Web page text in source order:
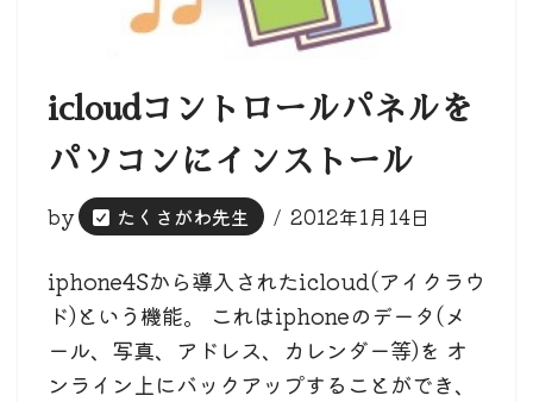
icloudコントロールパネルを
パソコンにインストール
by たくさがわ先生 2012年1月14日
iphone4Sから導入されたicloud(アイクラウ
ド)という機能。 これはiphoneのデータ(メ
ール、写真、アドレス、カレンダー等)を オ
ンライン上にバックアップすることができ、